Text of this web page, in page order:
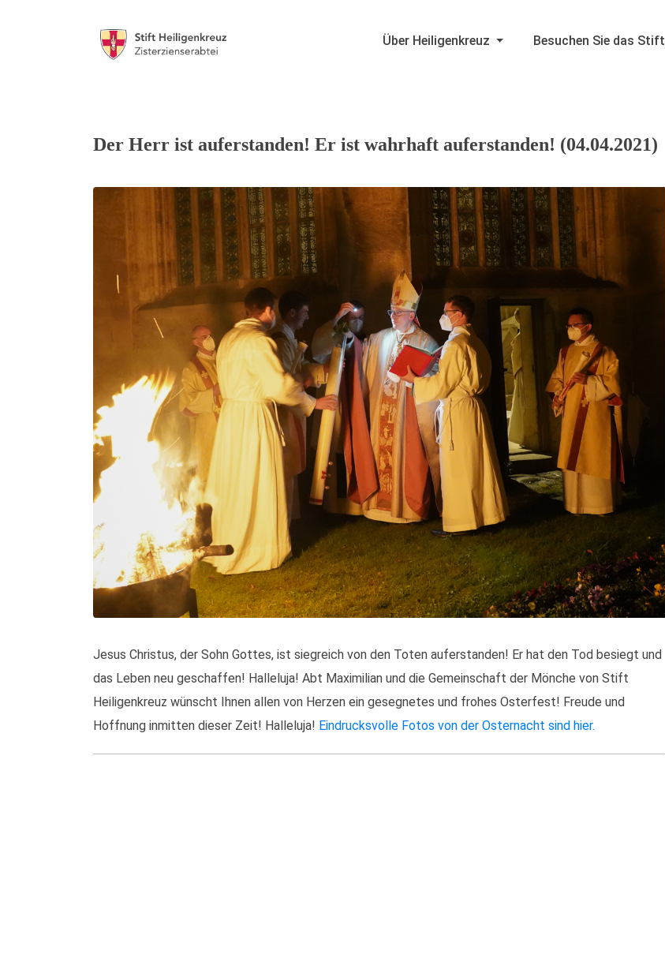
Über Heiligenkreuz Besuchen Sie das Stift
Der Herr ist auferstanden! Er ist wahrhaft auferstanden! (04.04.2021)
Jesus Christus, der Sohn Gottes, ist siegreich von den Toten auferstanden! Er hat den Tod besiegt und
das Leben neu geschaffen! Halleluja! Abt Maximilian und die Gemeinschaft der Mönche von Stift
Heiligenkreuz wünscht Ihnen allen von Herzen ein gesegnetes und frohes Osterfest! Freude und
Hoffnung inmitten dieser Zeit! Halleluja! Eindrucksvolle Fotos von der Osternacht sind hier.